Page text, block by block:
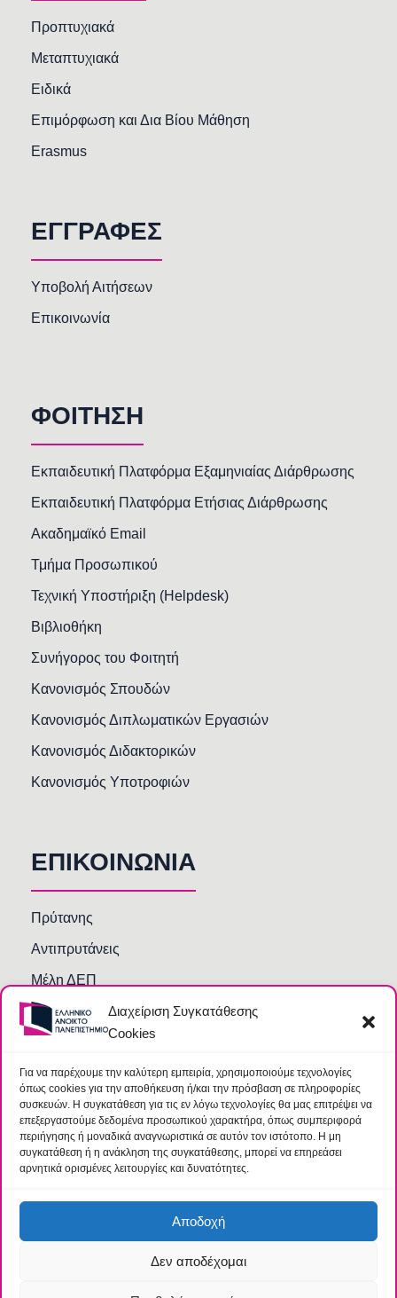
Διαχείριση Συγκατάθεσης
Cookies
Για να παρέχουμε την καλύτερη εμπειρία, χρησιμοποιούμε τεχνολογίες
όπως cookies για την αποθήκευση ή/και την πρόσβαση σε πληροφορίες
συσκευών. Η συγκατάθεση για τις εν λόγω τεχνολογίες θα μας επιτρέψει να
επεξεργαστούμε δεδομένα προσωπικού χαρακτήρα, όπως συμπεριφορά
περιήγησης ή μοναδικά αναγνωριστικά σε αυτόν τον ιστότοπο. Η μη
συγκατάθεση ή η ανάκληση της συγκατάθεσης, μπορεί να επηρεάσει
αρνητικά ορισμένες λειτουργίες και δυνατότητες.
Αποδοχή
Δεν αποδέχομαι
Προπτυχιακά
Μεταπτυχιακά
Ειδικά
Επιμόρφωση και Δια Βίου Μάθηση
Erasmus
ΕΓΓΡΑΦΕΣ
Υποβολή Αιτήσεων
Επικοινωνία
ΦΟΙΤΗΣΗ
Εκπαιδευτική Πλατφόρμα Εξαμηνιαίας Διάρθρωσης
Εκπαιδευτική Πλατφόρμα Ετήσιας Διάρθρωσης
Ακαδημαϊκό Email
Τμήμα Προσωπικού
Τεχνική Υποστήριξη (Helpdesk)
Βιβλιοθήκη
Συνήγορος του Φοιτητή
Κανονισμός Σπουδών
Κανονισμός Διπλωματικών Εργασιών
Κανονισμός Διδακτορικών
Κανονισμός Υποτροφιών
ΕΠΙΚΟΙΝΩΝΙΑ
Πρύτανης
Αντιπρυτάνεις
Μέλη ΔΕΠ
Τμήματα και Υπηρεσίες
Γραμματείες Κοσμητειών Σχολών
Βιβλιοθήκη
Συχνές Ερωτήσεις
© 2026 Ελληνικό Ανοικτό Πανεπιστήμιο |
Προστασίας Δεδομένων